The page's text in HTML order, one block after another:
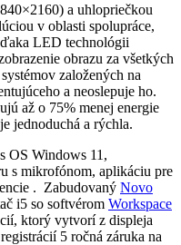
a uhlopriečkou
v oblasti spolupráce,
LED technológii
obrazu za všetkých
založených na
a neoslepuje ho.
až o 75% menej energie
jednoduchá a rýchla.
OS Windows 11,
s mikrofónom, aplikáciu pre
. Zabudovaný Novo
i5 so softvérom Workspace
ktorý vytvorí z displeja
5 ročná záruka na